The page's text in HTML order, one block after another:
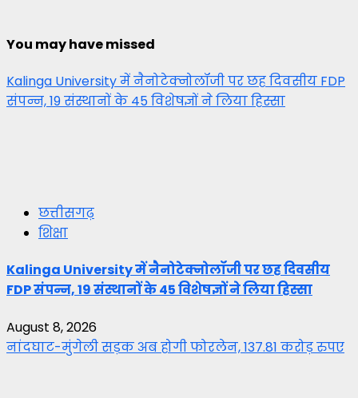
You may have missed
Kalinga University में नैनोटेक्नोलॉजी पर छह दिवसीय FDP
संपन्न, 19 संस्थानों के 45 विशेषज्ञों ने लिया हिस्सा
छत्तीसगढ़
शिक्षा
Kalinga University में नैनोटेक्नोलॉजी पर छह दिवसीय
FDP संपन्न, 19 संस्थानों के 45 विशेषज्ञों ने लिया हिस्सा
August 8, 2026
नांदघाट-मुंगेली सड़क अब होगी फोरलेन, 137.81 करोड़ रुपए